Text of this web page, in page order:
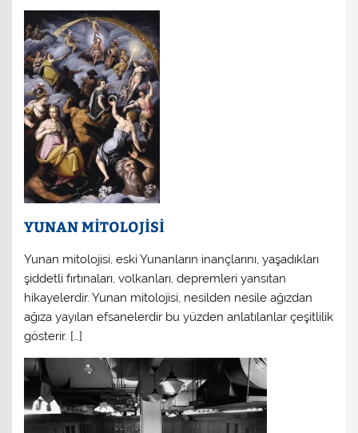
YUNAN MİTOLOJİSİ
Yunan mitolojisi, eski Yunanların inançlarını, yaşadıkları
şiddetli fırtınaları, volkanları, depremleri yansıtan
hikayelerdir. Yunan mitolojisi, nesilden nesile ağızdan
ağıza yayılan efsanelerdir bu yüzden anlatılanlar çeşitlilik
gösterir. […]